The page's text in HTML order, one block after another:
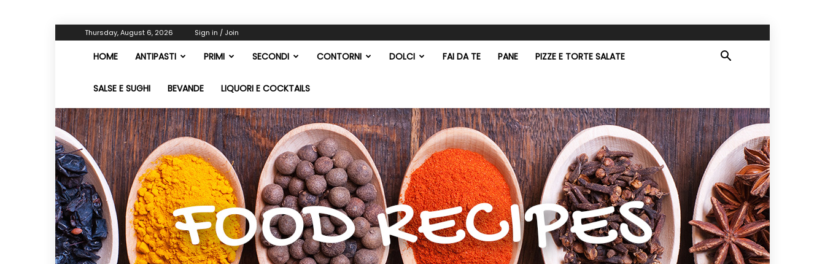
Thursday, August 6, 2026 Sign in / Join
HOME ANTIPASTI PRIMI SECONDI CONTORNI DOLCI FAI DA TE PANE PIZZE E TORTE SALATE
SALSE E SUGHI BEVANDE LIQUORI E COCKTAILS